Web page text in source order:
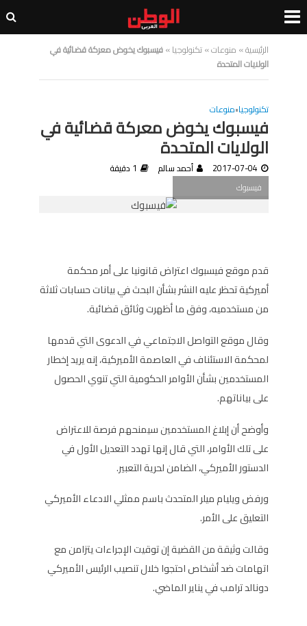
الرئيسية» منوعات»تكنولوجيا»فيسبوك يخوض معركة قضائية في
الولايات المتحدة
تكنولوجيا•منوعات
فيسبوك يخوض معركة قضائية في
الولايات المتحدة
2017-07-04 أحمد سالم
1 دقيقة
فيسبوك
قدم موقع فيسبوك اعتراض قانونيا على أمر محكمة
أميركية تحظر عليه النشر بشأن البحث في بيانات حسابات ثلاثة
من مستخدميه، وفق ما أظهرت وثائق قضائية.
وقال موقع التواصل الاجتماعي في الدعوى التي قدمها
لمحكمة الاستئناف في العاصمة الأميركية، إنه يريد إخطار
المستخدمين بشأن الأوامر الحكومية التي تنوي الحصول
على بياناتهم.
وأوضح أن إبلاغ المستخدمين سيمنحهم فرصة للاعتراض
على تلك الأوامر، التي قال إنها تهدد التعديل الأول في
الدستور الأميركي، الضامن لحرية التعبير.
ورفض ويليام ميلر المتحدث باسم ممثلي الادعاء الأميركي
التعليق على الأمر.
وقالت وثيقة من القضية إن توقيت الإجراءات يتزامن مع
اتهامات ضد أشخاص احتجوا خلال تنصيب الرئيس الأميركي
دونالد ترامب في يناير الماضي.